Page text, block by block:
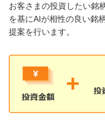
お客さまの投資したい銘
を基にAIが相性の良い銘
提案を行います。